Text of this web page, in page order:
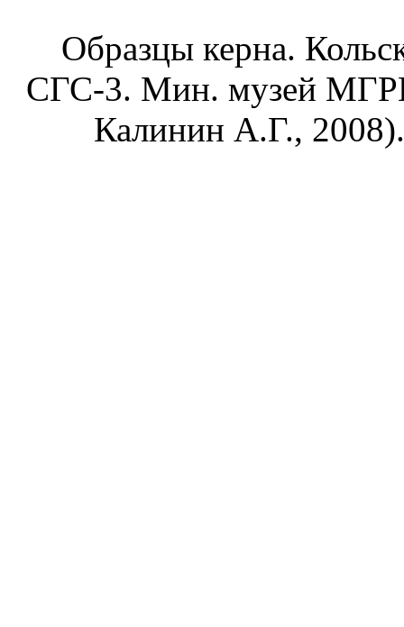
Образцы керна.
СГС-3. Мин. музей МГРИ
Калинин А.Г.,